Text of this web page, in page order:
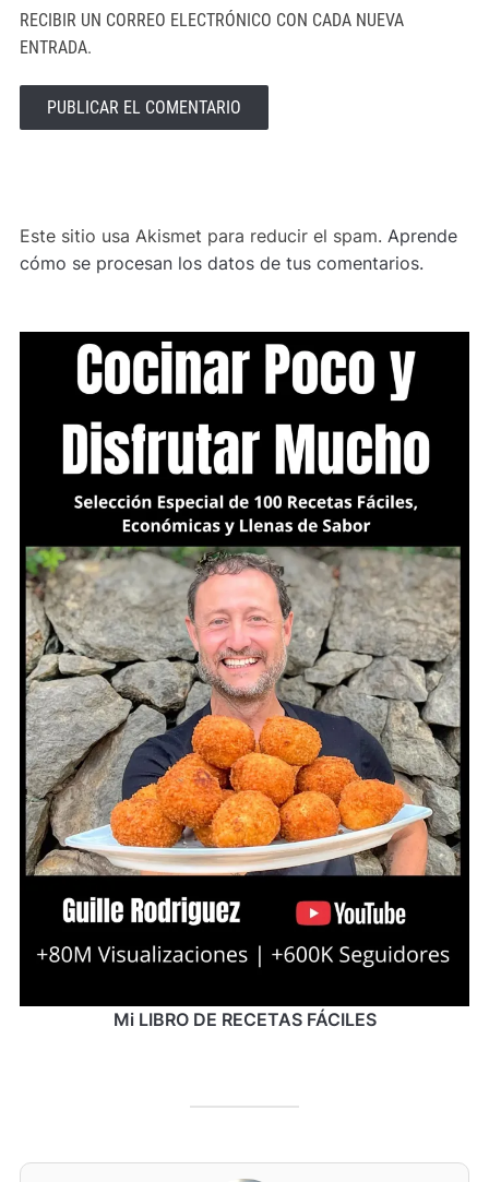
RECIBIR UN CORREO ELECTRÓNICO CON CADA NUEVA
ENTRADA.
Este sitio usa Akismet para reducir el spam. Aprende
cómo se procesan los datos de tus comentarios.
Mi LIBRO DE RECETAS FÁCILES